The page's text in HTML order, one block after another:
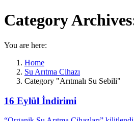
Category
You are here:
Home
Su Arıtma Cihazı
Category "Arıtmalı Su Sebili"
16 Eylül İndirimi